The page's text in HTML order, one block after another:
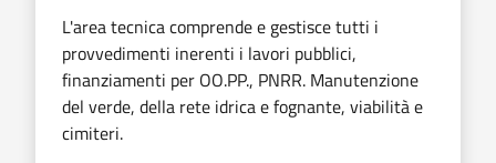
L'area tecnica comprende e gestisce tutti i
provvedimenti inerenti i lavori pubblici,
finanziamenti per OO.PP., PNRR. Manutenzione
del verde, della rete idrica e fognante, viabilità e
cimiteri.